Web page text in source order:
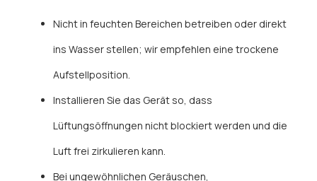
Nicht in feuchten Bereichen betreiben oder direkt
ins Wasser stellen; wir empfehlen eine trockene
Aufstellposition.
Installieren Sie das Gerät so, dass
Lüftungsöffnungen nicht blockiert werden und die
Luft frei zirkulieren kann.
Bei ungewöhnlichen Geräuschen,